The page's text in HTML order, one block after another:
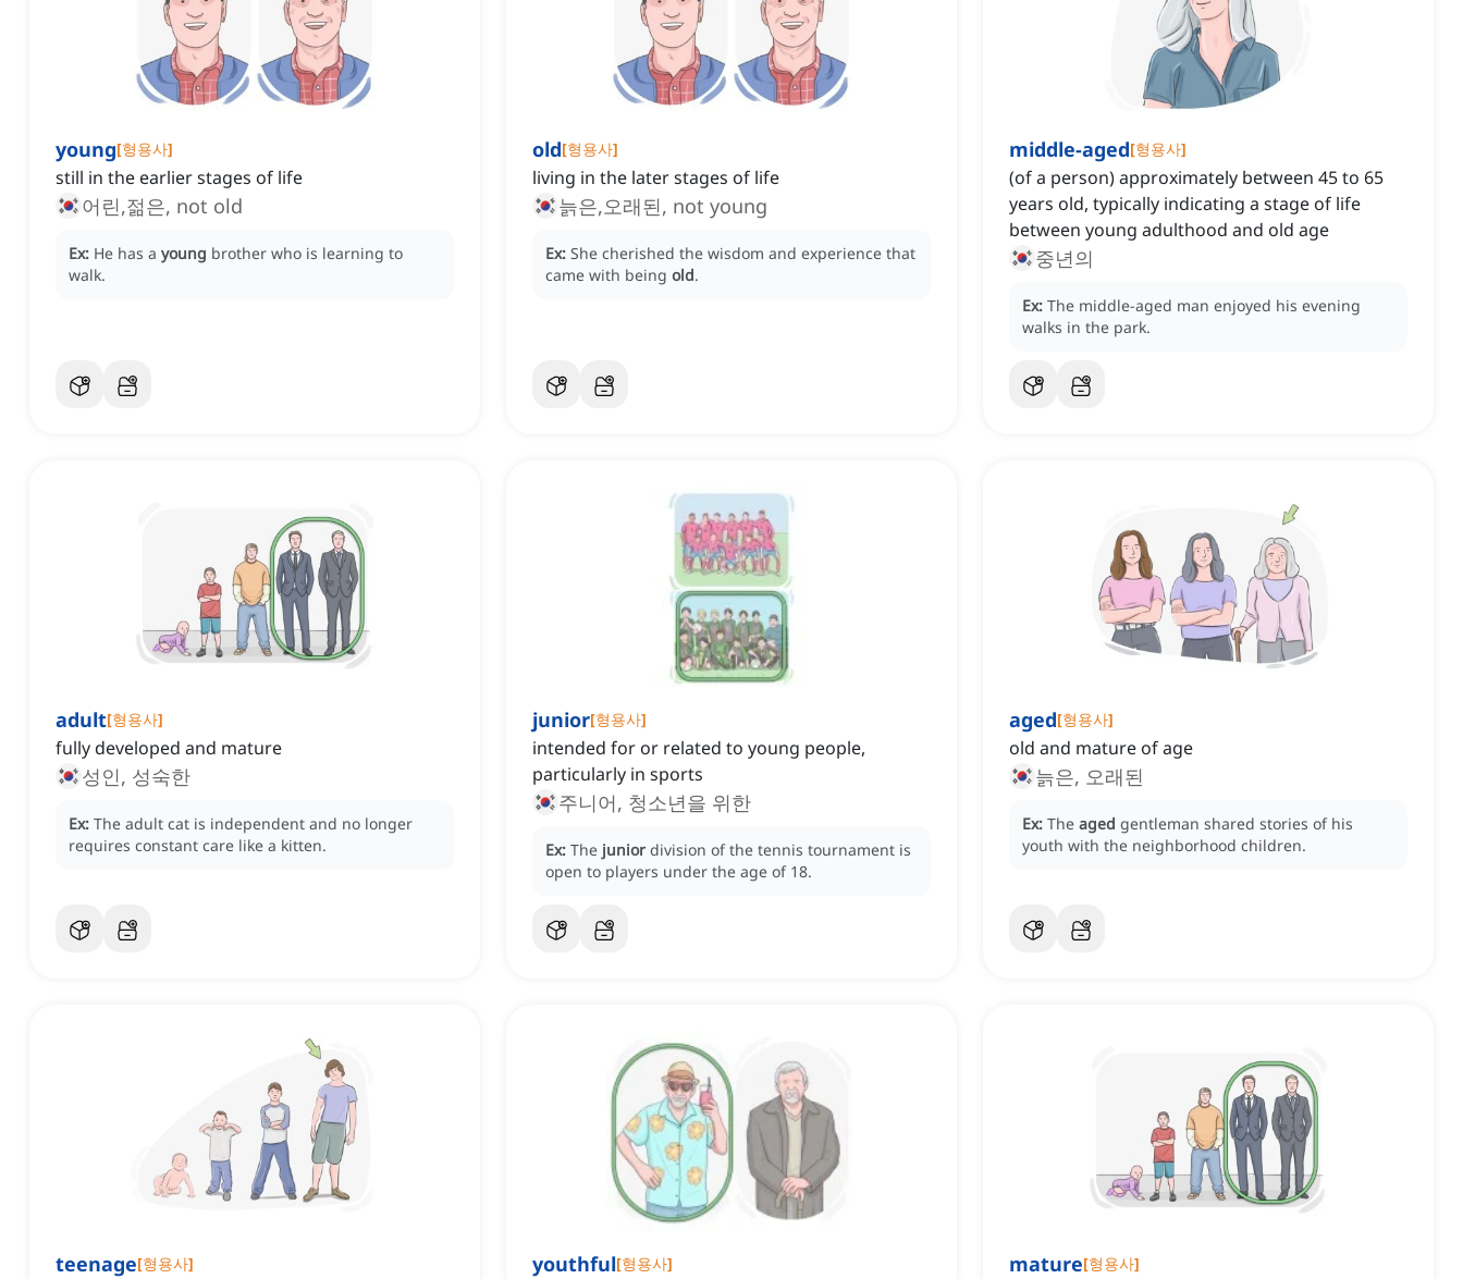
young[형용사]
still in the earlier stages of life
어린,젊은, not old
Ex: He has a young brother who is learning to
walk.
old[형용사]
living in the later stages of life
늙은,오래된, not young
Ex: She cherished the wisdom and experience that
came with being old.
middle-aged[형용사]
(of a person) approximately between 45 to 65
years old, typically indicating a stage of life
between young adulthood and old age
중년의
Ex: The middle-aged man enjoyed his evening
walks in the park.
adult[형용사]
fully developed and mature
성인, 성숙한
Ex: The adult cat is independent and no longer
requires constant care like a kitten.
junior[형용사]
intended for or related to young people,
particularly in sports
주니어, 청소년을 위한
Ex: The junior division of the tennis tournament is
open to players under the age of 18.
aged[형용사]
old and mature of age
늙은, 오래된
Ex: The aged gentleman shared stories of his
youth with the neighborhood children.
teenage[형용사] youthful[형용사] mature[형용사]